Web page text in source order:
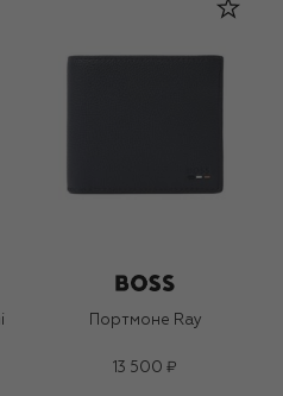
Портмоне Ray
13 500 ₽